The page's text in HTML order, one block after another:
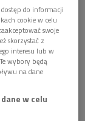
do informacji
cookie w celu
swoje
skorzystać z
interesu lub w
wybory będą
na dane
w celu